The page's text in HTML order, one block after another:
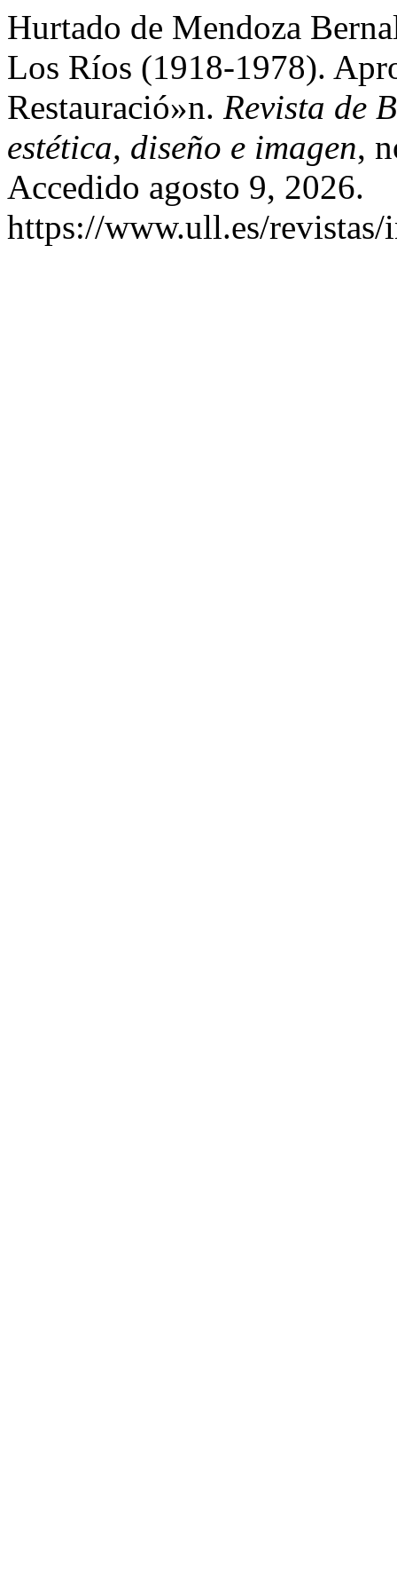
Hurtado de Mendoza
Los Ríos (1918-1978).
Restauració»n. Revista de
estética, diseño e imagen,
Accedido agosto 9, 2026.
https://www.ull.es/